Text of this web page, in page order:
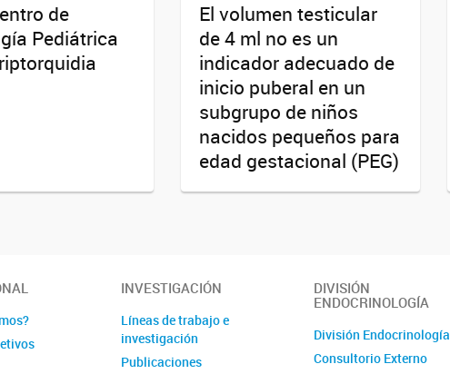
de
Pediátrica
El volumen testicular
de 4 ml no es un
indicador adecuado de
inicio puberal en un
subgrupo de niños
nacidos pequeños para
edad gestacional (PEG)
INVESTIGACIÓN
Líneas de trabajo e
investigación
Publicaciones
DIVISIÓN
ENDOCRINOLOGÍA
División Endocrinología
Consultorio Externo